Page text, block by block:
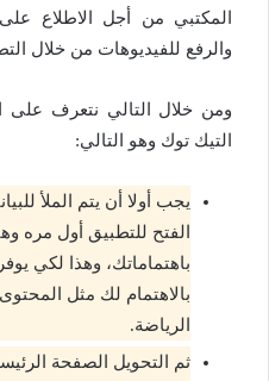
المكتبي من أجل الاطلاع
والرفع للفيديوهات من خلال
ومن خلال التالي نتعرف
التيك توك وهو التالي:
يجب أولا أن يتم الملأ
الفتح للتطبيق أول مره
باهتماماتك، وهذا لكي
بالاهتمام لك مثل
الرياضة.
ثم التحويل الصفحة